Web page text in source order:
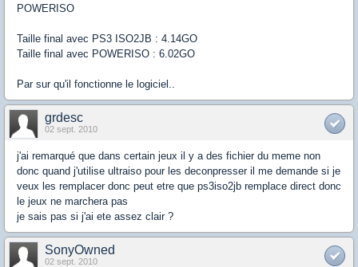
POWERISO
Taille final avec PS3 ISO2JB : 4.14GO
Taille final avec POWERISO : 6.02GO
Par sur qu'il fonctionne le logiciel..
grdesc
02 sept. 2010
j'ai remarqué que dans certain jeux il y a des fichier du meme non
donc quand j'utilise ultraiso pour les deconpresser il me demande si je
veux les remplacer donc peut etre que ps3iso2jb remplace direct donc
le jeux ne marchera pas
je sais pas si j'ai ete assez clair ?
SonyOwned
02 sept. 2010